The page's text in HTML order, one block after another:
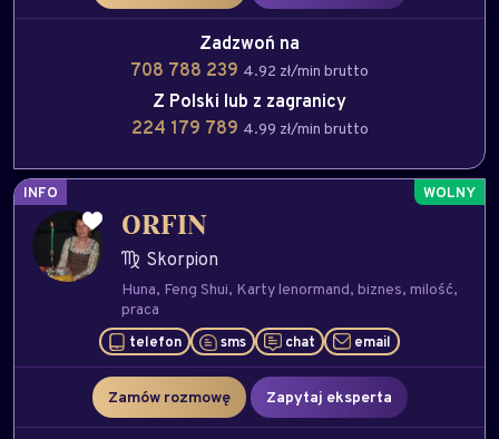
Zadzwoń na
708 788 239 4.92 zł/min brutto
Z Polski lub z zagranicy
224 179 789 4.99 zł/min brutto
INFO
ORFIN
Skorpion
Huna Feng Shui Karty lenormand biznes milość
praca
telefon sms chat email
Zamów rozmowę Zapytaj eksperta